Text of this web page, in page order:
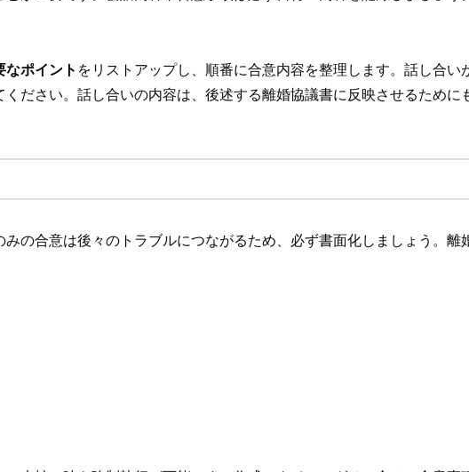
なポイント をリストアップし、順番に合意内容を整理します。話し合
ださい。話し合いの内容は、後述する離婚協議書に反映させるために
の合意は後々のトラブルにつながるため、必ず書面化しましょう。離